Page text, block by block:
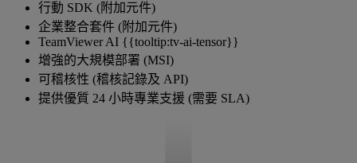
行動 SDK (附加元件)
企業整合套件 (附加元件)
TeamViewer AI {{tooltip:tv-ai-tensor}}
增強的大規模部署 (MSI)
可稽核性 (稽核記錄及 API)
提供優質 24 小時專業支援 (需要 SLA)